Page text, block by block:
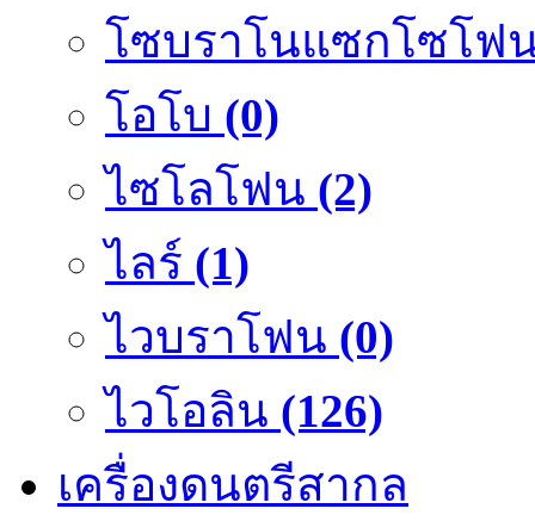
โซบราโนแซกโซโฟ
โอโบ (0)
ไซโลโฟน (2)
ไลร์ (1)
ไวบราโฟน (0)
ไวโอลิน (126)
เครื่องดนตรีสากล